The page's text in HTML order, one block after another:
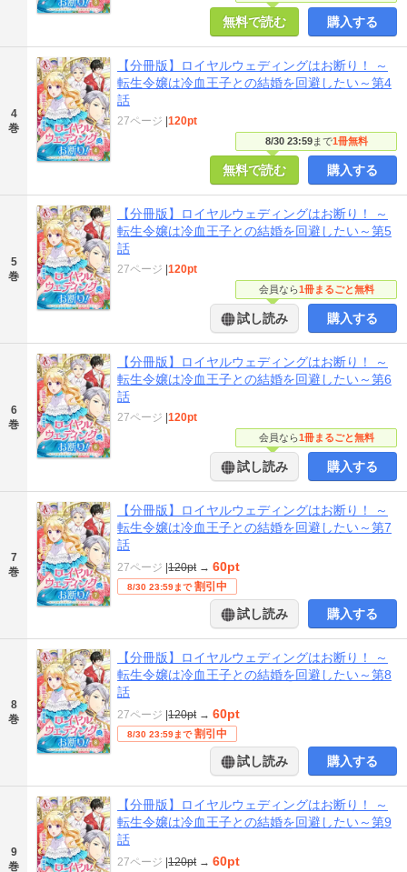
無料で読む 購入する
4
巻
【分冊版】ロイヤルウェディングはお断り！ ～
転生令嬢は冷血王子との結婚を回避したい～第4
話
8/30 23:59まで1冊無料
27ページ 120pt
無料で読む 購入する
5
巻
【分冊版】ロイヤルウェディングはお断り！ ～
転生令嬢は冷血王子との結婚を回避したい～第5
話
会員なら1冊まるごと無料
27ページ 120pt
試し読み 購入する
6
巻
【分冊版】ロイヤルウェディングはお断り！ ～
転生令嬢は冷血王子との結婚を回避したい～第6
話
会員なら1冊まるごと無料
27ページ 120pt
試し読み 購入する
7
巻
【分冊版】ロイヤルウェディングはお断り！ ～
転生令嬢は冷血王子との結婚を回避したい～第7
話
27ページ 120pt → 60pt
8/30 23:59まで 割引中
試し読み 購入する
8
巻
【分冊版】ロイヤルウェディングはお断り！ ～
転生令嬢は冷血王子との結婚を回避したい～第8
話
27ページ 120pt → 60pt
8/30 23:59まで 割引中
試し読み 購入する
9
巻
【分冊版】ロイヤルウェディングはお断り！ ～
転生令嬢は冷血王子との結婚を回避したい～第9
話
27ページ 120pt → 60pt